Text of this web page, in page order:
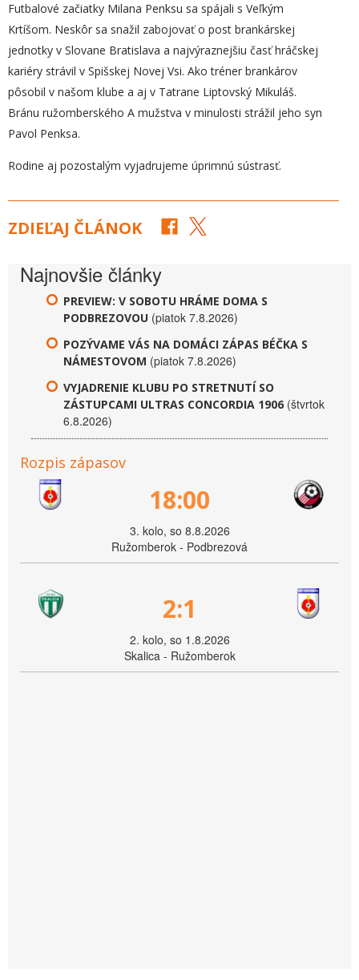
Futbalové začiatky Milana Penksu sa spájali s Veľkým
Krtíšom. Neskôr sa snažil zabojovať o post brankárskej
jednotky v Slovane Bratislava a najvýraznejšiu časť hráčskej
kariéry strávil v Spišskej Novej Vsi. Ako tréner brankárov
pôsobil v našom klube a aj v Tatrane Liptovský Mikuláš.
Bránu ružomberského A mužstva v minulosti strážil jeho syn
Pavol Penksa.
Rodine aj pozostalým vyjadrujeme úprimnú sústrasť.
ZDIEĽAJ ČLÁNOK
Najnovšie články
PREVIEW: V SOBOTU HRÁME DOMA S
PODBREZOVOU (piatok 7.8.2026)
POZÝVAME VÁS NA DOMÁCI ZÁPAS BÉČKA S
NÁMESTOVOM (piatok 7.8.2026)
VYJADRENIE KLUBU PO STRETNUTÍ SO
ZÁSTUPCAMI ULTRAS CONCORDIA 1906 (štvrtok
6.8.2026)
Rozpis zápasov
18:00
3. kolo, so 8.8.2026
Ružomberok - Podbrezová
2:1
2. kolo, so 1.8.2026
Skalica - Ružomberok